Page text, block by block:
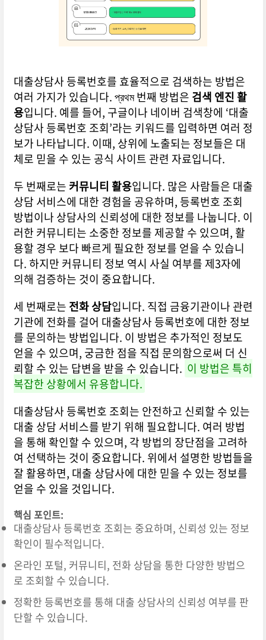
대출상담사 등록번호를 효율적으로 검색하는 방법은
여러 가지가 있습니다. প্রথম 번째 방법은 검색 엔진 활
용입니다. 예를 들어, 구글이나 네이버 검색창에 ‘대출
상담사 등록번호 조회’라는 키워드를 입력하면 여러 정
보가 나타납니다. 이때, 상위에 노출되는 정보들은 대
체로 믿을 수 있는 공식 사이트 관련 자료입니다.
두 번째로는 커뮤니티 활용입니다. 많은 사람들은 대출
상담 서비스에 대한 경험을 공유하며, 등록번호 조회
방법이나 상담사의 신뢰성에 대한 정보를 나눕니다. 이
러한 커뮤니티는 소중한 정보를 제공할 수 있으며, 활
용할 경우 보다 빠르게 필요한 정보를 얻을 수 있습니
다. 하지만 커뮤니티 정보 역시 사실 여부를 제3자에
의해 검증하는 것이 중요합니다.
세 번째로는 전화 상담입니다. 직접 금융기관이나 관련
기관에 전화를 걸어 대출상담사 등록번호에 대한 정보
를 문의하는 방법입니다. 이 방법은 추가적인 정보도
얻을 수 있으며, 궁금한 점을 직접 문의함으로써 더 신
뢰할 수 있는 답변을 받을 수 있습니다. 이 방법은 특히
복잡한 상황에서 유용합니다.
대출상담사 등록번호 조회는 안전하고 신뢰할 수 있는
대출 상담 서비스를 받기 위해 필요합니다. 여러 방법
을 통해 확인할 수 있으며, 각 방법의 장단점을 고려하
여 선택하는 것이 중요합니다. 위에서 설명한 방법들을
잘 활용하면, 대출 상담사에 대한 믿을 수 있는 정보를
얻을 수 있을 것입니다.
핵심 포인트:
대출상담사 등록번호 조회는 중요하며, 신뢰성 있는 정보
확인이 필수적입니다.
온라인 포털, 커뮤니티, 전화 상담을 통한 다양한 방법으
로 조회할 수 있습니다.
정확한 등록번호를 통해 대출 상담사의 신뢰성 여부를 판
단할 수 있습니다.